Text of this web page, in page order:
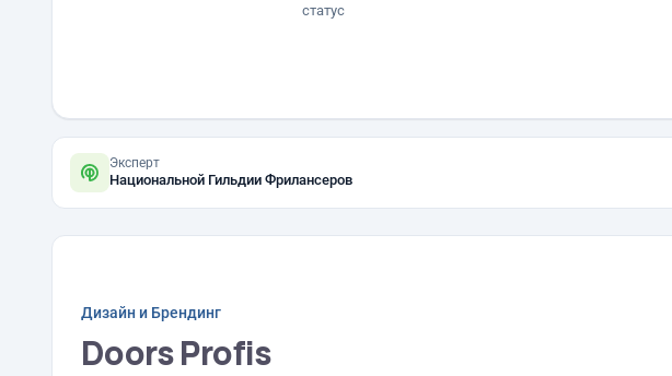
статус
Эксперт
Национальной Гильдии Фрилансеров
Дизайн и Брендинг
Doors Profis